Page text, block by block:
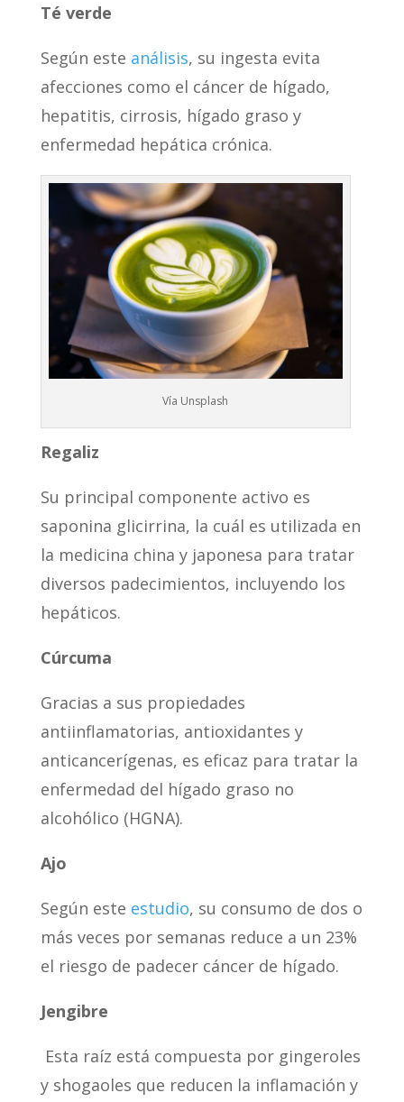
Té verde
Según este análisis, su ingesta evita
afecciones como el cáncer de hígado,
hepatitis, cirrosis, hígado graso y
enfermedad hepática crónica.
Vía Unsplash
Regaliz
Su principal componente activo es
saponina glicirrina, la cuál es utilizada en
la medicina china y japonesa para tratar
diversos padecimientos, incluyendo los
hepáticos.
Cúrcuma
Gracias a sus propiedades
antiinflamatorias, antioxidantes y
anticancerígenas, es eficaz para tratar la
enfermedad del hígado graso no
alcohólico (HGNA).
Ajo
Según este estudio, su consumo de dos o
más veces por semanas reduce a un 23%
el riesgo de padecer cáncer de hígado.
Jengibre
Esta raíz está compuesta por gingeroles
y shogaoles que reducen la inflamación y